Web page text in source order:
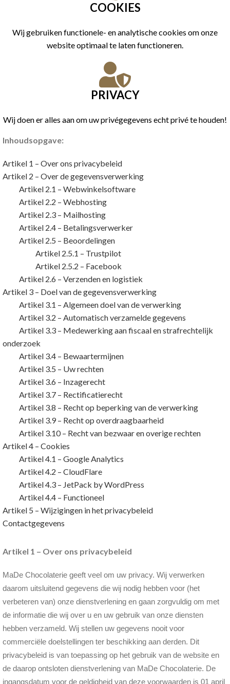
COOKIES
Wij gebruiken functionele- en analytische cookies om onze
website optimaal te laten functioneren.
PRIVACY
Wij doen er alles aan om uw privégegevens echt privé te houden!
Inhoudsopgave:
Artikel 1 – Over ons privacybeleid
Artikel 2 – Over de gegevensverwerking
Artikel 2.1 – Webwinkelsoftware
Artikel 2.2 – Webhosting
Artikel 2.3 – Mailhosting
Artikel 2.4 – Betalingsverwerker
Artikel 2.5 – Beoordelingen
Artikel 2.5.1 – Trustpilot
Artikel 2.5.2 – Facebook
Artikel 2.6 – Verzenden en logistiek
Artikel 3 – Doel van de gegevensverwerking
Artikel 3.1 – Algemeen doel van de verwerking
Artikel 3.2 – Automatisch verzamelde gegevens
Artikel 3.3 – Medewerking aan fiscaal en strafrechtelijk
onderzoek
Artikel 3.4 – Bewaartermijnen
Artikel 3.5 – Uw rechten
Artikel 3.6 – Inzagerecht
Artikel 3.7 – Rectificatierecht
Artikel 3.8 – Recht op beperking van de verwerking
Artikel 3.9 – Recht op overdraagbaarheid
Artikel 3.10 – Recht van bezwaar en overige rechten
Artikel 4 – Cookies
Artikel 4.1 – Google Analytics
Artikel 4.2 – CloudFlare
Artikel 4.3 – JetPack by WordPress
Artikel 4.4 – Functioneel
Artikel 5 – Wijzigingen in het privacybeleid
Contactgegevens
Artikel 1 – Over ons privacybeleid
MaDe Chocolaterie geeft veel om uw privacy. Wij verwerken
daarom uitsluitend gegevens die wij nodig hebben voor (het
verbeteren van) onze dienstverlening en gaan zorgvuldig om met
de informatie die wij over u en uw gebruik van onze diensten
hebben verzameld. Wij stellen uw gegevens nooit voor
commerciële doelstellingen ter beschikking aan derden. Dit
privacybeleid is van toepassing op het gebruik van de website en
de daarop ontsloten dienstverlening van MaDe Chocolaterie. De
ingangsdatum voor de geldigheid van deze voorwaarden is 01 april